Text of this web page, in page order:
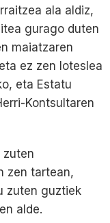
ala aldiz,
gurago duten
maiatzaren
ez zen loteslea
eta Estatu
Kontsultaren
zuten
zen tartean,
zuten guztiek
alde.